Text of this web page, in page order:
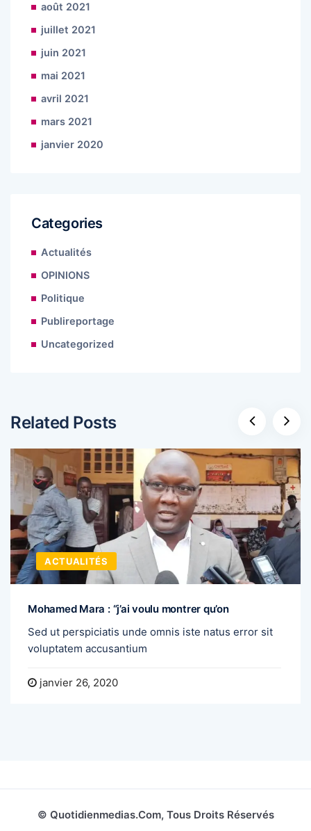
août 2021
juillet 2021
juin 2021
mai 2021
avril 2021
mars 2021
janvier 2020
Categories
Actualités
OPINIONS
Politique
Publireportage
Uncategorized
Related Posts
ACTUALITÉS
Mohamed Mara : “j’ai voulu montrer qu’on
Sed ut perspiciatis unde omnis iste natus error sit
voluptatem accusantium
janvier 26, 2020
© Quotidienmedias.com, Tous Droits Réservés